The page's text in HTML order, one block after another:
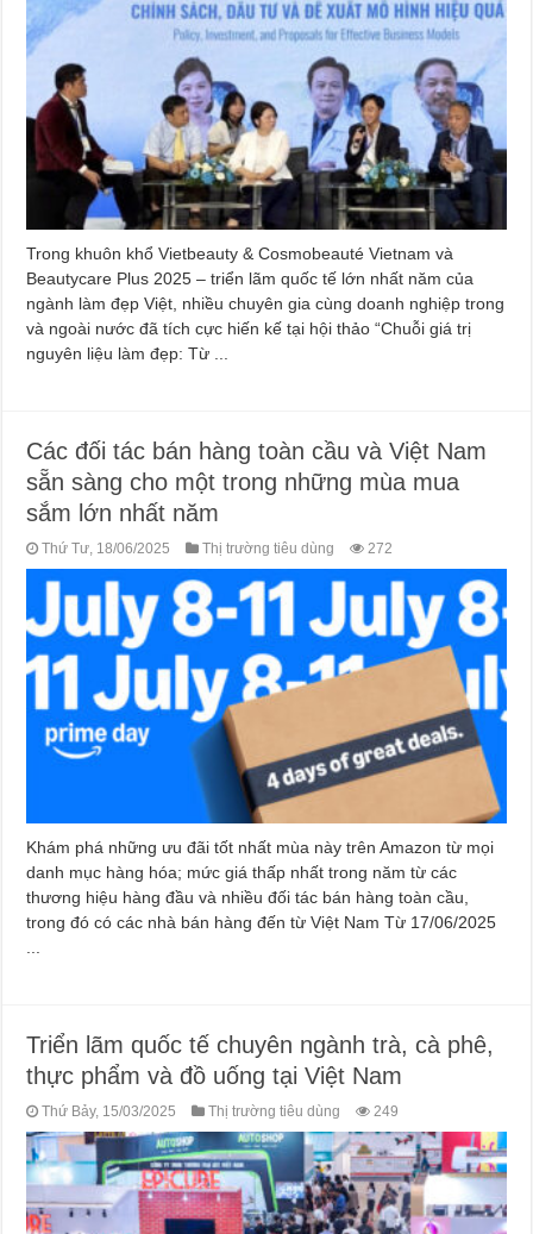
Trong khuôn khổ Vietbeauty & Cosmobeauté Vietnam và
Beautycare Plus 2025 – triển lãm quốc tế lớn nhất năm của
ngành làm đẹp Việt, nhiều chuyên gia cùng doanh nghiệp trong
và ngoài nước đã tích cực hiến kế tại hội thảo “Chuỗi giá trị
nguyên liệu làm đẹp: Từ ...
Các đối tác bán hàng toàn cầu và Việt Nam
sẵn sàng cho một trong những mùa mua
sắm lớn nhất năm
Thứ Tư, 18/06/2025 Thị trường tiêu dùng 272
Khám phá những ưu đãi tốt nhất mùa này trên Amazon từ mọi
danh mục hàng hóa; mức giá thấp nhất trong năm từ các
thương hiệu hàng đầu và nhiều đối tác bán hàng toàn cầu,
trong đó có các nhà bán hàng đến từ Việt Nam Từ 17/06/2025
...
Triển lãm quốc tế chuyên ngành trà, cà phê,
thực phẩm và đồ uống tại Việt Nam
Thứ Bảy, 15/03/2025 Thị trường tiêu dùng 249